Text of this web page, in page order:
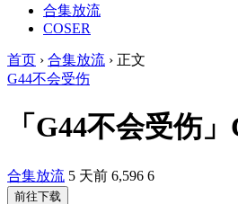
合集放流
COSER
首页 › 合集放流 › 正文
G44不会受伤
「G44不会受伤
合集放流 5 天前 6,596 6
前往下载